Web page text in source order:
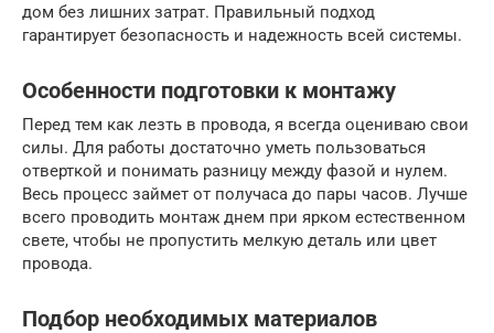
дом без лишних затрат. Правильный подход
гарантирует безопасность и надежность всей системы.
Особенности подготовки к монтажу
Перед тем как лезть в провода, я всегда оцениваю свои
силы. Для работы достаточно уметь пользоваться
отверткой и понимать разницу между фазой и нулем.
Весь процесс займет от получаса до пары часов. Лучше
всего проводить монтаж днем при ярком естественном
свете, чтобы не пропустить мелкую деталь или цвет
провода.
Подбор необходимых материалов